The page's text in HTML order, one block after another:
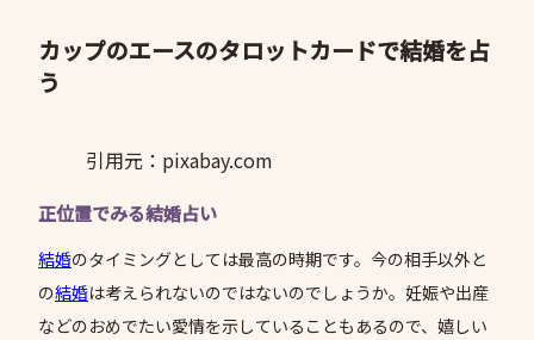
カップのエースのタロットカードで結婚を占
う
引用元：pixabay.com
正位置でみる結婚占い
結婚のタイミングとしては最高の時期です。今の相手以外と
の結婚は考えられないのではないのでしょうか。妊娠や出産
などのおめでたい愛情を示していることもあるので、嬉しい